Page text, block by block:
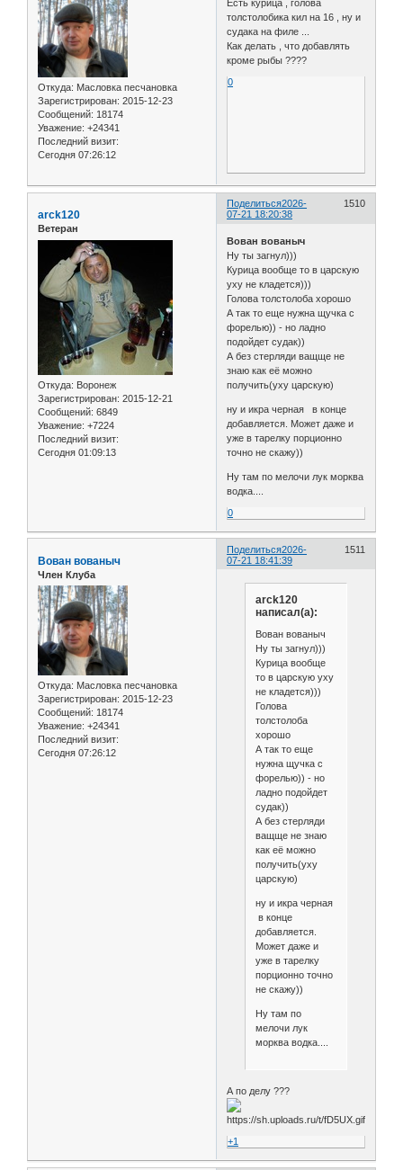
Откуда: Масловка песчановка
Зарегистрирован: 2015-12-23
Сообщений: 18174
Уважение: +24341
Последний визит:
Сегодня 07:26:12
Есть курица , голова
толстолобика кил на 16 , ну и
судака на филе ...
Как делать , что добавлять
кроме рыбы ????
0
Поделиться 1510
2026-
07-21 18:20:38
arck120
Ветеран
Откуда: Воронеж
Зарегистрирован: 2015-12-21
Сообщений: 6849
Уважение: +7224
Последний визит:
Сегодня 01:09:13
Вован вованыч
Ну ты загнул)))
Курица вообще то в царскую
уху не кладется)))
Голова толстолоба хорошо
А так то еще нужна щучка с
форелью)) - но ладно
подойдет судак))
А без стерляди ващще не
знаю как её можно
получить(уху царскую)
ну и икра черная в конце
добавляется. Может даже и
уже в тарелку порционно
точно не скажу))
Ну там по мелочи лук морква
водка....
0
Поделиться 1511
2026-
07-21 18:41:39
Вован вованыч
Член Клуба
Откуда: Масловка песчановка
Зарегистрирован: 2015-12-23
Сообщений: 18174
Уважение: +24341
Последний визит:
Сегодня 07:26:12
arck120
написал(а):
Вован вованыч
Ну ты загнул)))
Курица вообще
то в царскую уху
не кладется)))
Голова
толстолоба
хорошо
А так то еще
нужна щучка с
форелью)) - но
ладно подойдет
судак))
А без стерляди
ващще не знаю
как её можно
получить(уху
царскую)
ну и икра черная
в конце
добавляется.
Может даже и
уже в тарелку
порционно точно
не скажу))
Ну там по
мелочи лук
морква водка....
А по делу ???
+1